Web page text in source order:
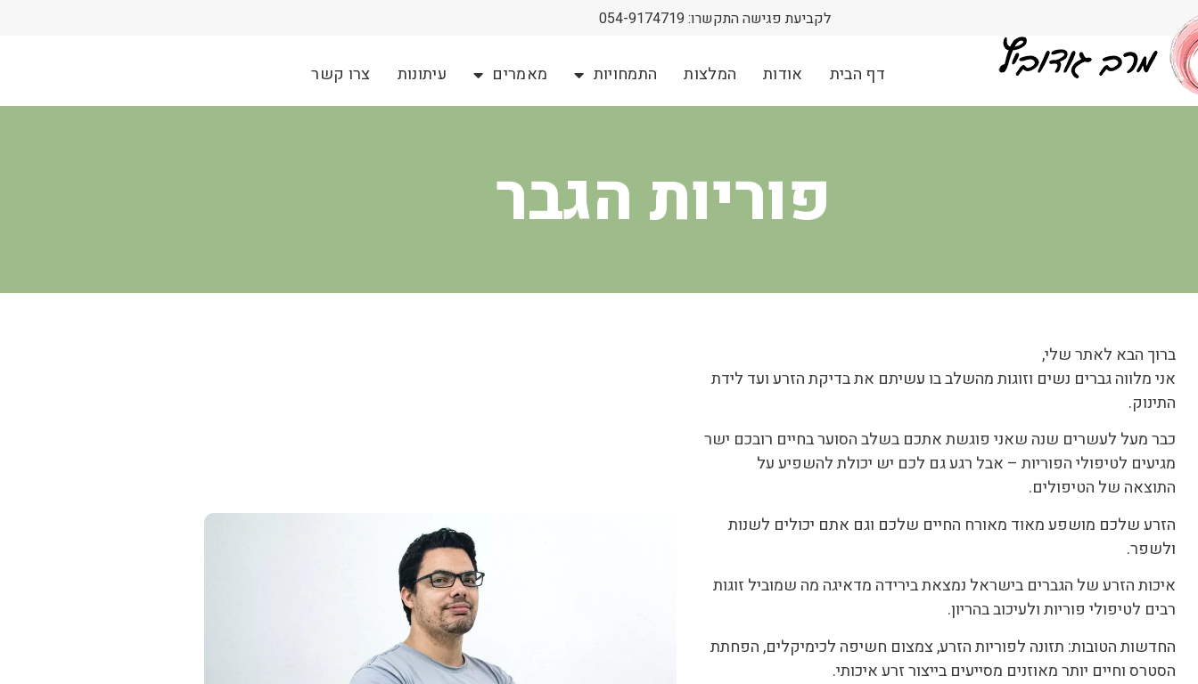
לקביעת פגישה התקשרו: 054-9174719
דף הבית אודות המלצות התמחויות מאמרים עיתונות צרו קשר
פוריות הגבר
ברוך הבא לאתר שלי,
אני מלווה גברים נשים וזוגות מהשלב בו עשיתם את בדיקת הזרע ועד לידת
התינוק.
כבר מעל לעשרים שנה שאני פוגשת אתכם בשלב הסוער בחיים רובכם ישר
מגיעים לטיפולי הפוריות – אבל רגע גם לכם יש יכולת להשפיע על
התוצאה של הטיפולים.
הזרע שלכם מושפע מאוד מאורח החיים שלכם וגם אתם יכולים לשנות
ולשפר.
איכות הזרע של הגברים בישראל נמצאת בירידה מדאיגה מה שמוביל זוגות
רבים לטיפולי פוריות ולעיכוב בהריון.
החדשות הטובות: תזונה לפוריות הזרע, צמצום חשיפה לכימיקלים, הפחתת
הסטרס וחיים יותר מאוזנים מסייעים בייצור זרע איכותי.